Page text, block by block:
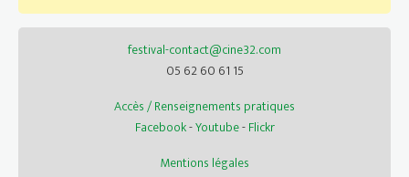
festival-contact@cine32.com
05 62 60 61 15
Accès / Renseignements pratiques
Facebook-Youtube-Flickr
Mentions légales